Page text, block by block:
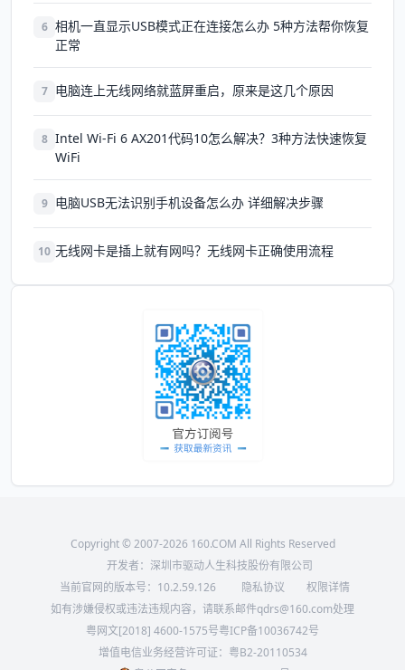
6 相机一直显示USB模式正在连接怎么办 5种方法帮你恢复
正常
7 电脑连上无线网络就蓝屏重启，原来是这几个原因
8 Intel Wi-Fi 6 AX201代码10怎么解决？3种方法快速恢复
WiFi
9 电脑USB无法识别手机设备怎么办 详细解决步骤
10 无线网卡是插上就有网吗？无线网卡正确使用流程
Copyright © 2007-2026 160.COM All Rights Reserved
开发者：深圳市驱动人生科技股份有限公司
当前官网的版本号： 10.2.59.126 隐私协议
权限详情
如有涉嫌侵权或违法违规内容，请联系邮件qdrs@160.com处理
粤网文[2018] 4600-1575号粤ICP备10036742号
增值电信业务经营许可证：粤B2-20110534